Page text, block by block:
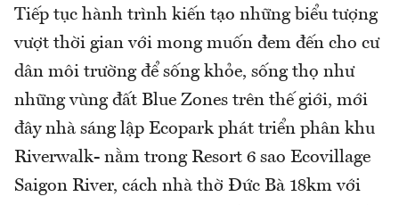
Tiếp tục hành trình kiến tạo những biểu tượng
vượt thời gian với mong muốn đem đến cho cư
dân môi trường để sống khỏe, sống thọ như
những vùng đất Blue Zones trên thế giới, mới
đây nhà sáng lập Ecopark phát triển phân khu
Riverwalk- nằm trong Resort 6 sao Ecovillage
Saigon River, cách nhà thờ Đức Bà 18km với